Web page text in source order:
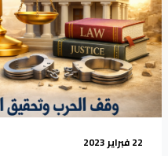
22 فبراير 2023